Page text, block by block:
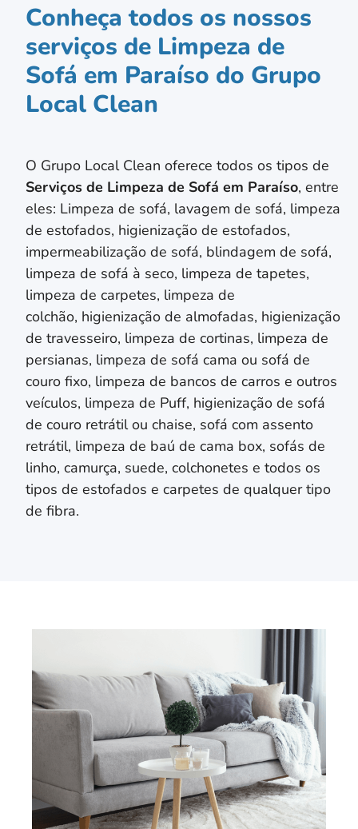
Conheça todos os nossos
serviços de Limpeza de
Sofá em Paraíso do Grupo
Local Clean
O Grupo Local Clean oferece todos os tipos de
Serviços de Limpeza de Sofá em Paraíso, entre
eles: Limpeza de sofá, lavagem de sofá, limpeza
de estofados, higienização de estofados,
impermeabilização de sofá, blindagem de sofá,
limpeza de sofá à seco, limpeza de tapetes,
limpeza de carpetes, limpeza de
colchão, higienização de almofadas, higienização
de travesseiro, limpeza de cortinas, limpeza de
persianas, limpeza de sofá cama ou sofá de
couro fixo, limpeza de bancos de carros e outros
veículos, limpeza de Puff, higienização de sofá
de couro retrátil ou chaise, sofá com assento
retrátil, limpeza de baú de cama box, sofás de
linho, camurça, suede, colchonetes e todos os
tipos de estofados e carpetes de qualquer tipo
de fibra.